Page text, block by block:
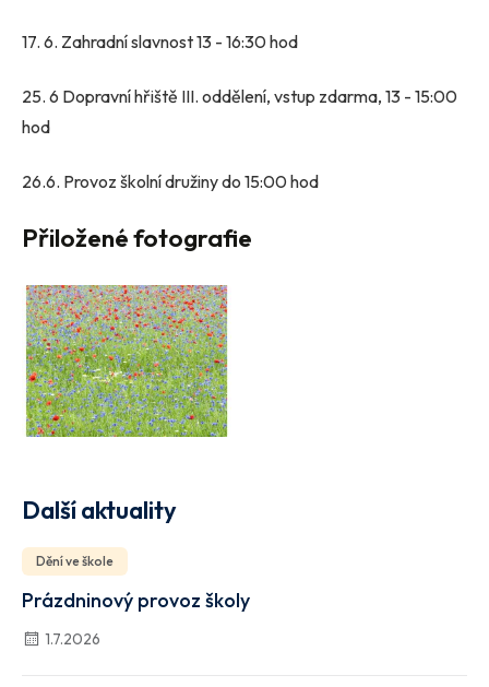
17. 6. Zahradní slavnost 13 - 16:30 hod
25. 6 Dopravní hřiště III. oddělení, vstup zdarma, 13 - 15:00
hod
26.6. Provoz školní družiny do 15:00 hod
Přiložené fotografie
Další aktuality
Dění ve škole
Prázdninový provoz školy
1.7.2026